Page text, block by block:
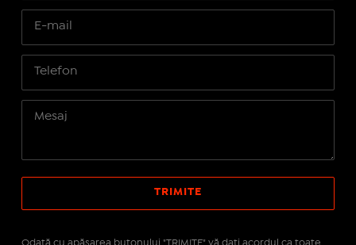
Odată cu apăsarea butonului "TRIMITE" vă daţi acordul ca toate